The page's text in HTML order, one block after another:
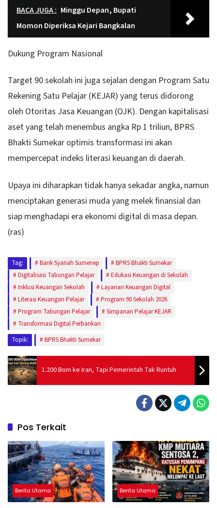
BACA JUGA : Minggu Depan, Bupati
Momon Diperiksa Kejari Bangkalan
Dukung Program Nasional
Target 90 sekolah ini juga sejalan dengan Program Satu
Rekening Satu Pelajar (KEJAR) yang terus didorong
oleh Otoritas Jasa Keuangan (OJK). Dengan kapitalisasi
aset yang telah menembus angka Rp 1 triliun, BPRS
Bhakti Sumekar optimis transformasi ini akan
mempercepat indeks literasi keuangan di daerah.
Upaya ini diharapkan tidak hanya sekadar angka, namun
menciptakan generasi muda yang melek finansial dan
siap menghadapi era ekonomi digital di masa depan.
(ras)
Tag: Bank Syariah Sumenep
BPRS Bhakti Sumekar
Digitalisasi Tabungan Pelajar
Edukasi Keuangan di Sekolah
Inklusi Keuangan Sekolah
Layanan Keuangan Digital
Literasi Keuangan Pelajar
Program 90 Sekolah 2026
Program Tabungan Pelajar
Simpanan Pelajar KEJAR
Transformasi Digital Perbankan
Topik:
BPRS Bhakti Sumekar
1.200 Bom ke Iran, Tapi Pemerintah Tak Runtuh
Pos Terkait
Berita Utama Berita Utama